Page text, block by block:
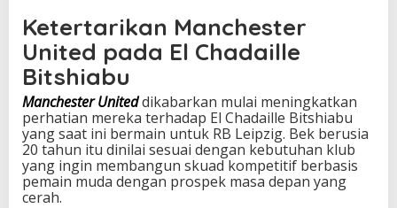
i
i
a
b
u
d
i
Ketertarikan Manchester
United pada El Chadaille
Bitshiabu
Manchester Uniteddikabarkan mulai meningkatkan
perhatian mereka terhadap El Chadaille Bitshiabu
yang saat ini bermain untuk RB Leipzig. Bek berusia
20 tahun itu dinilai sesuai dengan kebutuhan klub
yang ingin membangun skuad kompetitif berbasis
pemain muda dengan prospek masa depan yang
cerah.